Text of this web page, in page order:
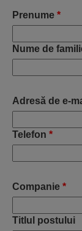
Prenume *
Nume de
Adresă de e-
Telefon *
Companie *
Titlul postului